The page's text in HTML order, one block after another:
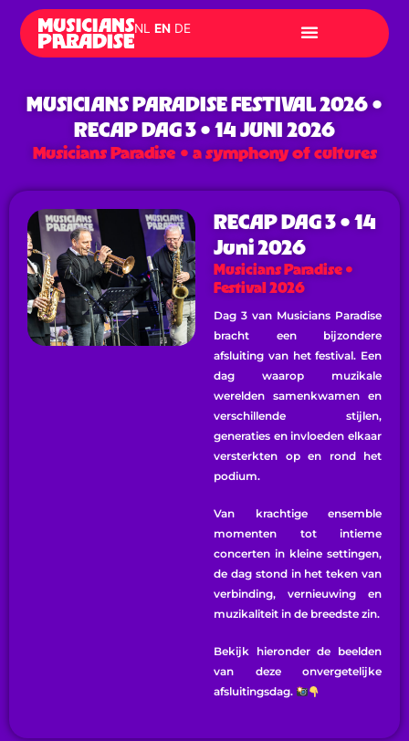
content
NL EN DE
MUSICIANS PARADISE FESTIVAL 2026 •
RECAP DAG 3 • 14 JUNI 2026
Musicians Paradise • a symphony of cultures
RECAP DAG 3 • 14
Juni 2026
Musicians Paradise •
Festival 2026
Dag 3 van Musicians Paradise
bracht een bijzondere
afsluiting van het festival. Een
dag waarop muzikale
werelden samenkwamen en
verschillende stijlen,
generaties en invloeden elkaar
versterkten op en rond het
podium.
Van krachtige ensemble
momenten tot intieme
concerten in kleine settingen,
de dag stond in het teken van
verbinding, vernieuwing en
muzikaliteit in de breedste zin.
Bekijk hieronder de beelden
van deze onvergetelijke
afsluitingsdag.